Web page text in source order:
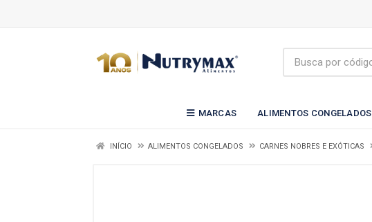
MARCAS ALIMENTOS CONGELADOS
INÍCIO ALIMENTOS CONGELADOS CARNES NOBRES E EXÓTICAS